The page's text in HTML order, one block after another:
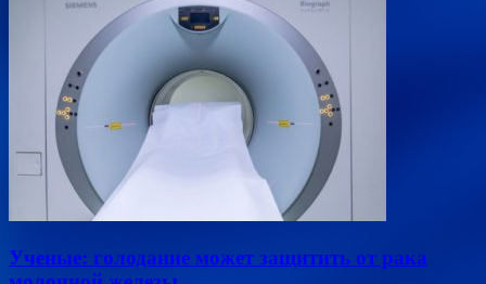
Ученые: голодание может защитить от рака